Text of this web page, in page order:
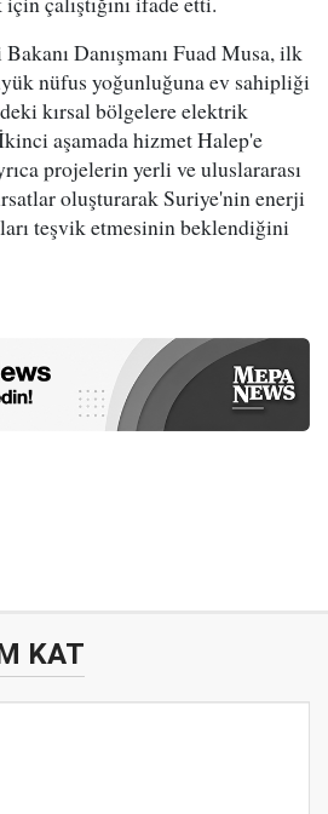
Danışmanı Fuad Musa, ilk
nüfus yoğunluğuna ev sahipliği
kırsal bölgelere elektrik
aşamada hizmet Halep'e
projelerin yerli ve uluslararası
oluşturarak Suriye'nin enerji
teşvik etmesinin beklendiğini
KAT